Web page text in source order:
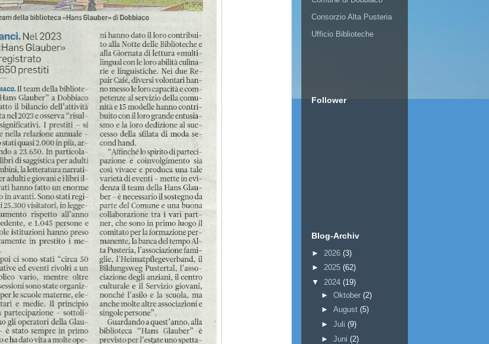
Consorzio Alta Pusteria
Ufficio Biblioteche
Follower
Blog-Archiv
► 2026 (3)
► 2025 (62)
▼ 2024 (19)
► Oktober (2)
► August (5)
► Juli (9)
► Juni (2)